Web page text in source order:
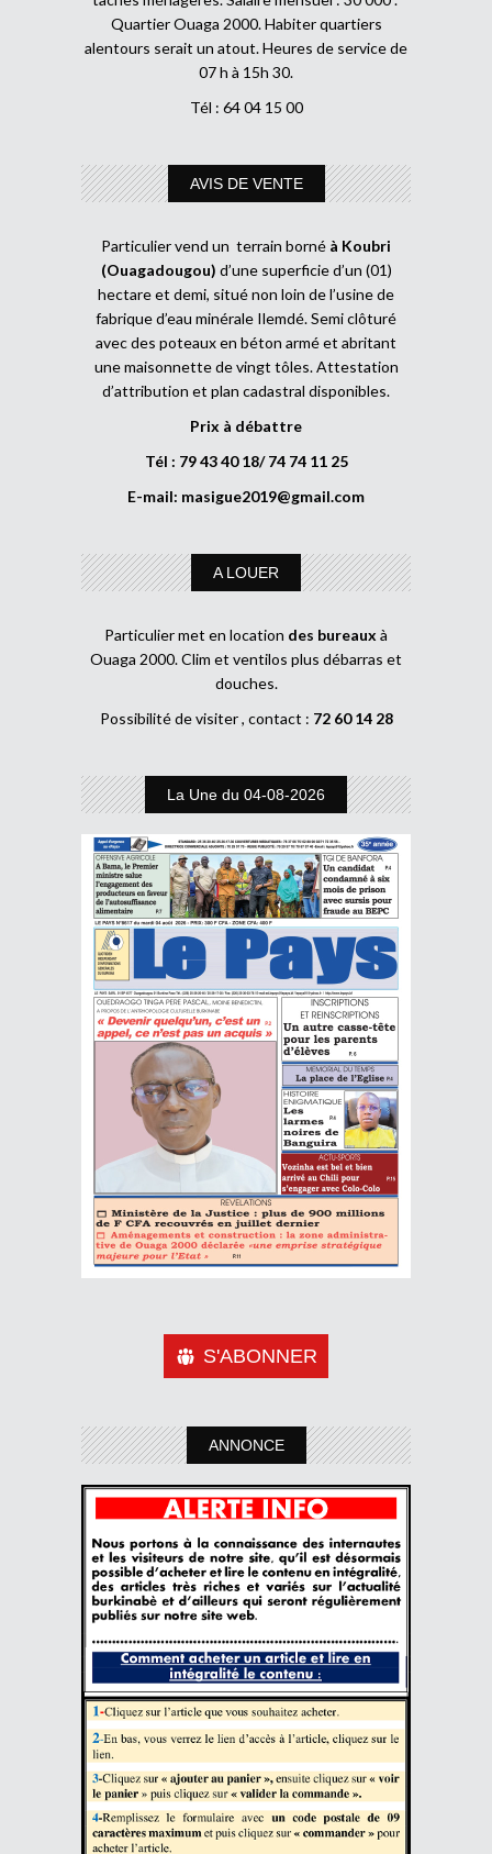
Quartier Ouaga 2000. Habiter quartiers
alentours serait un atout. Heures de service de
07 h à 15h 30.
Tél : 64 04 15 00
AVIS DE VENTE
Particulier vend un terrain borné à Koubri
(Ouagadougou) d’une superficie d’un (01)
hectare et demi, situé non loin de l’usine de
fabrique d’eau minérale Ilemdé. Semi clôturé
avec des poteaux en béton armé et abritant
une maisonnette de vingt tôles. Attestation
d’attribution et plan cadastral disponibles.
Prix à débattre
Tél : 79 43 40 18/ 74 74 11 25
E-mail: masigue2019@gmail.com
A LOUER
Particulier met en location des bureaux à
Ouaga 2000. Clim et ventilos plus débarras et
douches.
Possibilité de visiter , contact : 72 60 14 28
La Une du 04-08-2026
S'ABONNER
ANNONCE